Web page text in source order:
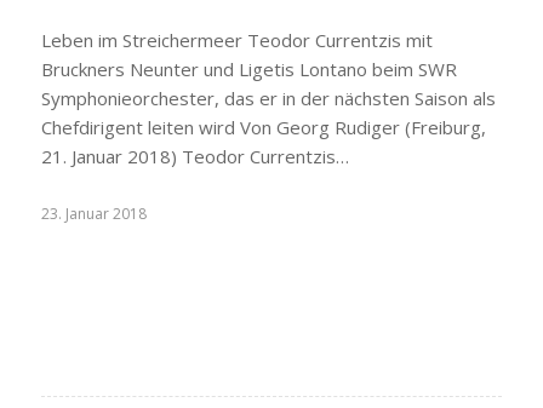
Leben im Streichermeer Teodor Currentzis mit
Bruckners Neunter und Ligetis Lontano beim SWR
Symphonieorchester, das er in der nächsten Saison als
Chefdirigent leiten wird Von Georg Rudiger (Freiburg,
21. Januar 2018) Teodor Currentzis…
23. Januar 2018